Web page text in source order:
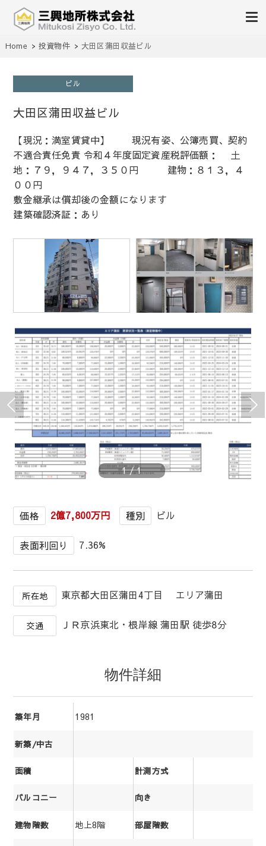
三興地所株式会社
不動産の売買、賃貸、仲介、管理
Home 投資物件 大田区蒲田収益ビル
ビル
大田区蒲田収益ビル
【現況：満室賃貸中】 現況有姿、公簿売買、契約
不適合責任免責 令和４年度固定資産税評価額： 土
地：７９，９４７，３５０円 建物：８１３，４
００円
敷金継承は償却後の金額になります
建築確認済証：あり
1/1
価格 2億7,800万円 種別 ビル
表面利回り 7.36%
所在地 東京都大田区蒲田4丁目 エリア蒲田
交通 ＪＲ京浜東北・根岸線 蒲田駅 徒歩8分
物件詳細
築年月 1981
新築/中古
面積 計測方式
バルコニー 向き
建物階数 地上8階 部屋階数